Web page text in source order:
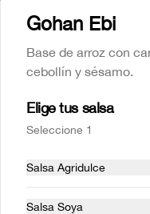
$9.990
Gohan Ebi
Base de arroz con
cebollín y sésamo.
Elige tus salsa
Seleccione 1
Salsa Agridulce
Salsa Soya